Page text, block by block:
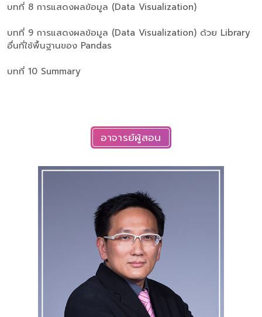
บทที่ 8 การแสดงผลข้อมูล (Data Visualization)
บทที่ 9 การแสดงผลข้อมูล (Data Visualization) ด้วย Library
อื่นที่ใช้พื้นฐานของ Pandas
บทที่ 10 Summary
อาจารย์ผู้สอน